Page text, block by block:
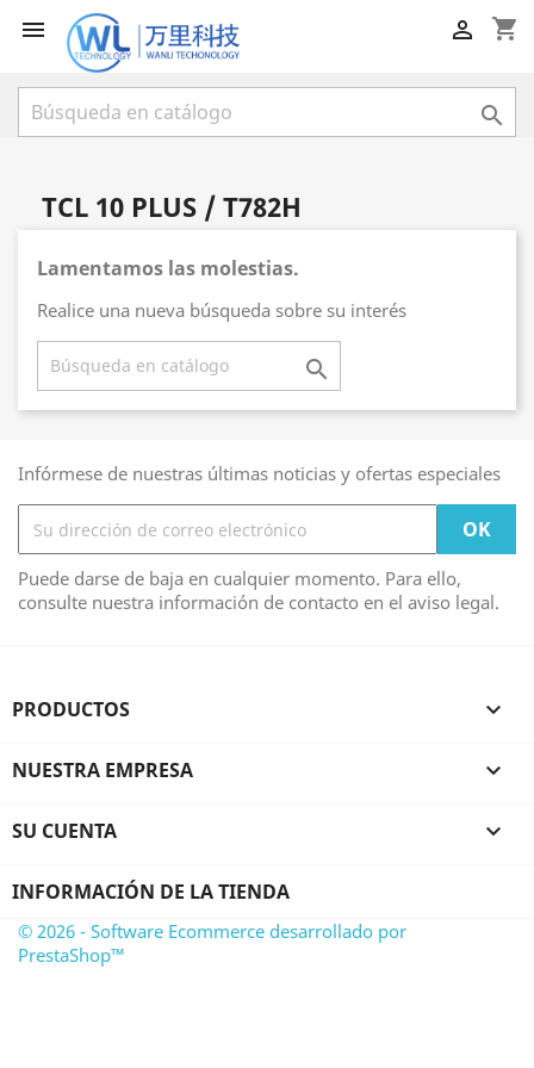
 shopping_cart


TCL 10 PLUS / T782H
Lamentamos las molestias.
Realice una nueva búsqueda sobre su interés

Infórmese de nuestras últimas noticias y ofertas especiales
Puede darse de baja en cualquier momento. Para ello,
consulte nuestra información de contacto en el aviso legal.
PRODUCTOS 
NUESTRA EMPRESA 
SU CUENTA 
INFORMACIÓN DE LA TIENDA
© 2026 - Software Ecommerce desarrollado por
PrestaShop™